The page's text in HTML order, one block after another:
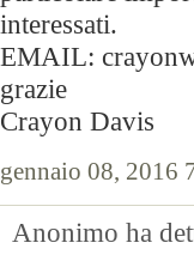
interessati.
EMAIL:
grazie
Crayon Davis
gennaio 08, 2016
Anonimo ha